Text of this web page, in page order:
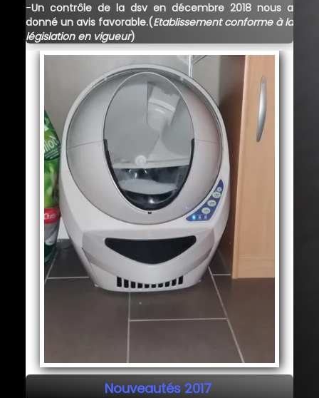
-Un contrôle de la dsv en décembre 2018 nous a
donné un avis favorable.(Etablissement conforme à la
législation en vigueur)
Nouveautés 2017